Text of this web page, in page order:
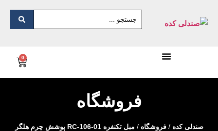
0
فروشگاه
صندلی کده/فروشگاه/مبل تکنفره RC-106-01 پوشش چرم هلگر